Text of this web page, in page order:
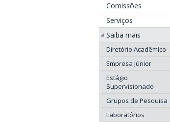
Comissões
Serviços
Saiba mais
Diretório Acadêmico
Empresa Júnior
Estágio
Supervisionado
Grupos de Pesquisa
Laboratórios